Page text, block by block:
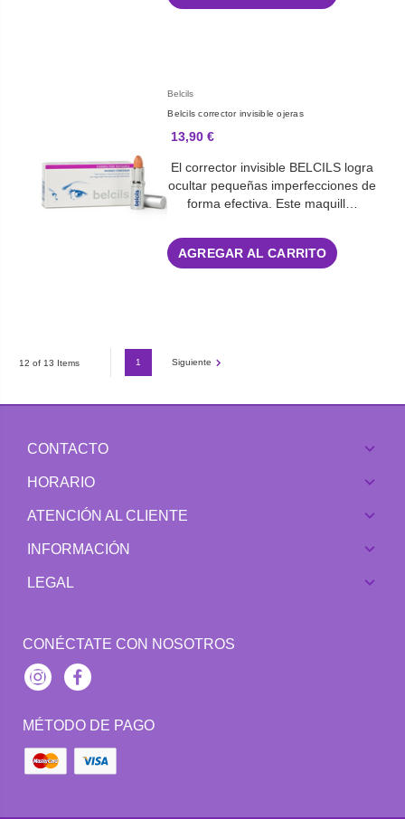
Belcils
Belcils corrector invisible ojeras
13,90 €
El corrector invisible BELCILS logra
ocultar pequeñas imperfecciones de
forma efectiva. Este maquill…
AGREGAR AL CARRITO
12 of 13 Items 1 Siguiente
CONTACTO
HORARIO
ATENCIÓN AL CLIENTE
INFORMACIÓN
LEGAL
CONÉCTATE CON NOSOTROS
InstagramFacebook
MÉTODO DE PAGO